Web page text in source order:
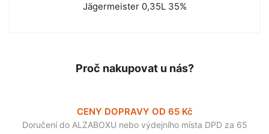
Jägermeister 0,35L 35%
Proč nakupovat u nás?
CENY DOPRAVY OD 65 Kč
Doručení do ALZABOXU nebo výdejního místa DPD za 65